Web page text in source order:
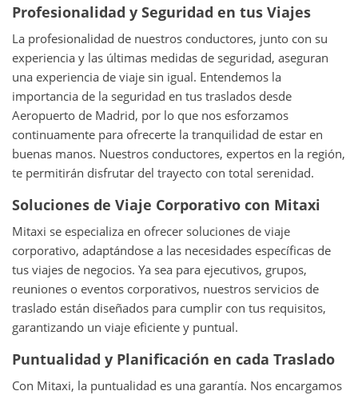
Profesionalidad y Seguridad en tus Viajes
La profesionalidad de nuestros conductores, junto con su
experiencia y las últimas medidas de seguridad, aseguran
una experiencia de viaje sin igual. Entendemos la
importancia de la seguridad en tus traslados desde
Aeropuerto de Madrid, por lo que nos esforzamos
continuamente para ofrecerte la tranquilidad de estar en
buenas manos. Nuestros conductores, expertos en la región,
te permitirán disfrutar del trayecto con total serenidad.
Soluciones de Viaje Corporativo con Mitaxi
Mitaxi se especializa en ofrecer soluciones de viaje
corporativo, adaptándose a las necesidades específicas de
tus viajes de negocios. Ya sea para ejecutivos, grupos,
reuniones o eventos corporativos, nuestros servicios de
traslado están diseñados para cumplir con tus requisitos,
garantizando un viaje eficiente y puntual.
Puntualidad y Planificación en cada Traslado
Con Mitaxi, la puntualidad es una garantía. Nos encargamos